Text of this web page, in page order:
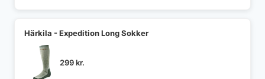
Härkila - Expedition Long Sokker
299kr.